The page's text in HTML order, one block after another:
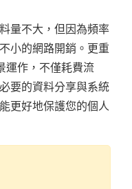
量不大，但因為頻率
小的網路開銷。更重
運作，不僅耗費流
要的資料分享與系統
更好地保護您的個人